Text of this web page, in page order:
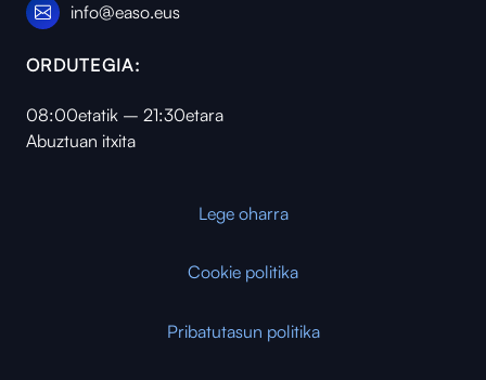
info@easo.eus
ORDUTEGIA:
08:00etatik – 21:30etara
Abuztuan itxita
Lege oharra
Cookie politika
Pribatutasun politika